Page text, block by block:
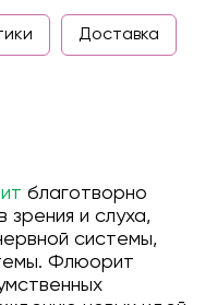
Доставка
благотворно
зрения и слуха,
системы,
Флюорит